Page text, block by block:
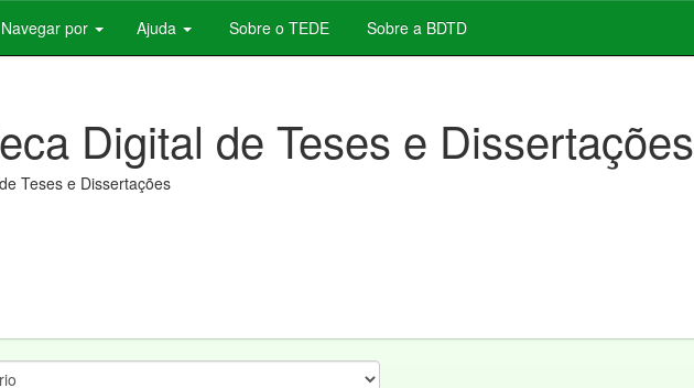
Navegar por Ajuda Sobre o TEDE Sobre a BDTD
Digital de Teses e Dissertações
Teses e Dissertações